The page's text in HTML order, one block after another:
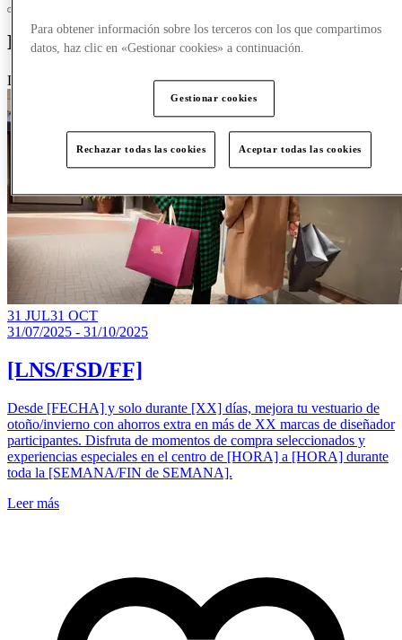
Novedades
Destacado
31 JUL31 OCT
31/07/2025 - 31/10/2025
[LNS/FSD/FF]
Desde [FECHA] y solo durante [XX] días, mejora tu vestuario de
otoño/invierno con ahorros extra en más de XX marcas de diseñador
participantes. Disfruta de momentos de compra seleccionados y
experiencias especiales en el centro de [HORA] a [HORA] durante
toda la [SEMANA/FIN de SEMANA].
Leer más
Para obtener información sobre los terceros con los que compartimos
datos, haz clic en «Gestionar cookies» a continuación.
Gestionar cookies
Rechazar todas las cookies Aceptar todas las cookies